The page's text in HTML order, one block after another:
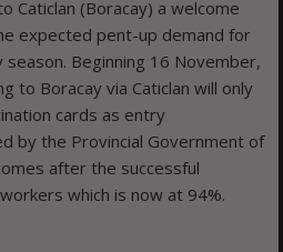
Caticlan (Boracay) a welcome
expected pent-up demand for
Beginning 16 November,
to Boracay via Caticlan will only
cards as entry
by the Provincial Government of
after the successful
which is now at 94%.